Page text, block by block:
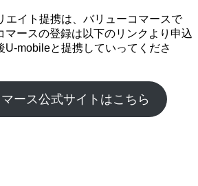
エイト提携は、バリューコマースで
マースの登録は以下のリンクより申込
U-mobileと提携していってくださ
ース公式サイトはこちら